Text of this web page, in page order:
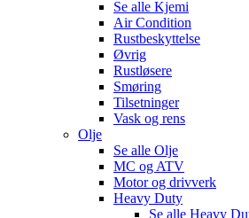
Se alle Kjemi
Air Condition
Rustbeskyttelse
Øvrig
Rustløsere
Smøring
Tilsetninger
Vask og rens
Olje
Se alle Olje
MC og ATV
Motor og drivverk
Heavy Duty
Se alle Heavy